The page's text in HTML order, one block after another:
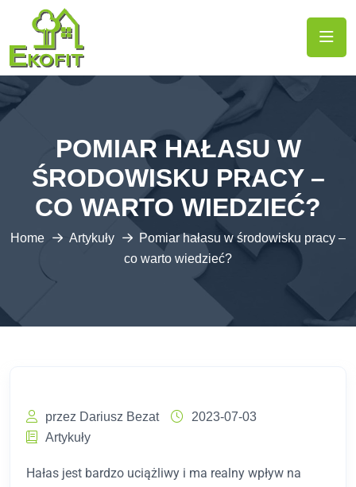
POMIAR HAŁASU W
ŚRODOWISKU PRACY –
CO WARTO WIEDZIEĆ?
Home Artykuły
Pomiar hałasu w środowisku pracy –
co warto wiedzieć?
przez Dariusz Bezat
2023-07-03
Artykuły
Hałas jest bardzo uciążliwy i ma realny wpływ na